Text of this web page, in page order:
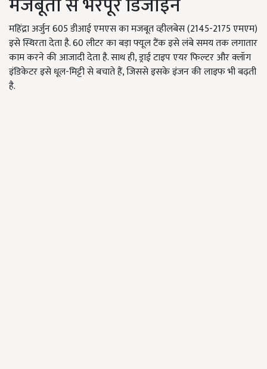
महिंद्रा अर्जुन 605 डीआई एमएस का मजबूत व्हीलबेस (2145-2175 एमएम)
इसे स्थिरता देता है. 60 लीटर का बड़ा फ्यूल टैंक इसे लंबे समय तक लगातार
काम करने की आजादी देता है. साथ ही, ड्राई टाइप एयर फिल्टर और क्लॉग
इंडिकेटर इसे धूल-मिट्टी से बचाते हैं, जिससे इसके इंजन की लाइफ भी बढ़ती
है.